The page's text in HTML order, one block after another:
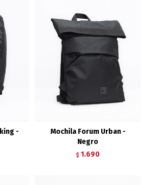
-
Mochila Forum Urban -
Negro
$ 1.690